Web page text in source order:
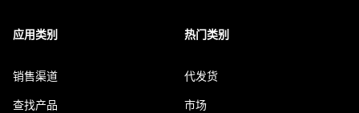
应用类别
销售渠道
查找产品
热门类别
代发货
市场